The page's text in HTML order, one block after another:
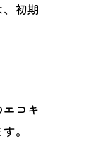
初期
コキ
。